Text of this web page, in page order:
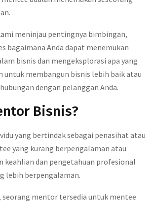
meninjau pentingnya bimbingan,
bagaimana Anda dapat menemukan
bisnis dan mengeksplorasi apa yang
untuk membangun bisnis lebih baik atau
dengan pelanggan Anda.
Bisnis?
yang bertindak sebagai penasihat atau
yang kurang berpengalaman atau
keahlian dan pengetahuan profesional
lebih berpengalaman.
seorang mentor tersedia untuk mentee